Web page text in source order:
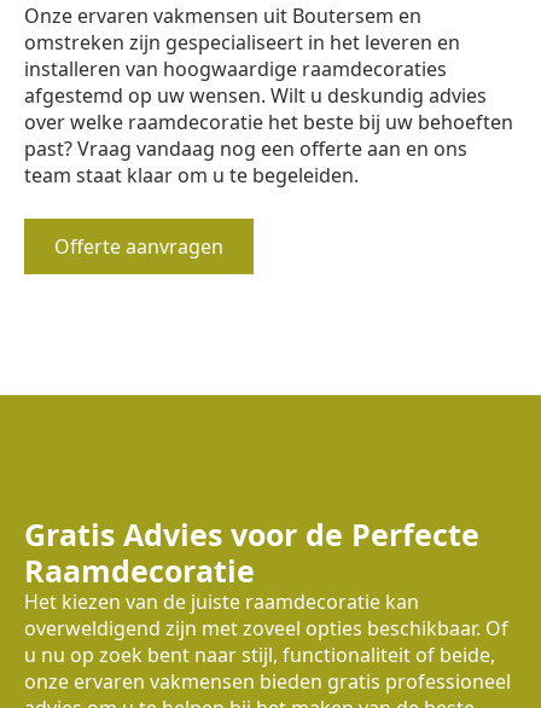
Onze ervaren vakmensen uit Boutersem en
omstreken zijn gespecialiseert in het leveren en
installeren van hoogwaardige raamdecoraties
afgestemd op uw wensen. Wilt u deskundig advies
over welke raamdecoratie het beste bij uw behoeften
past? Vraag vandaag nog een offerte aan en ons
team staat klaar om u te begeleiden.
Offerte aanvragen
Gratis Advies voor de Perfecte
Raamdecoratie
Het kiezen van de juiste raamdecoratie kan
overweldigend zijn met zoveel opties beschikbaar. Of
u nu op zoek bent naar stijl, functionaliteit of beide,
onze ervaren vakmensen bieden gratis professioneel